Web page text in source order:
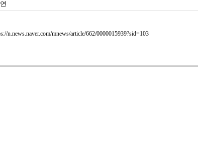
n.news.naver.com/mnews/article/662/0000015939?sid=103